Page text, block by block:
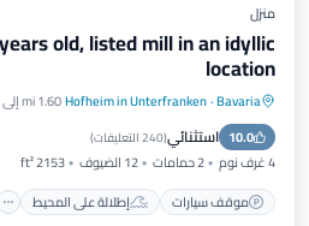
منزل
old, listed mill in an idyllic
location
Bavaria
·
Hofheim in Unterfranken1.60 mi إلى وسط المدينة
10.0 استثنائي(240 التعليقات )
4 غرف نوم 2 حمامات 12 الضيوف
2153 ft²
موقف سيارات
إطلالة على المحيط
موقف سيارات
إطلالة
شرفة / تراس